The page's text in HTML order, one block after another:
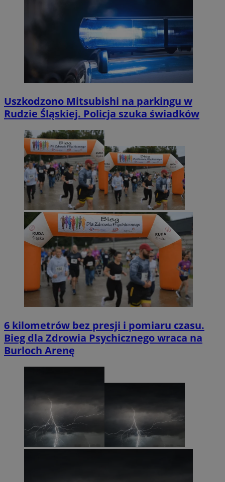
Uszkodzono Mitsubishi na parkingu w
Rudzie Śląskiej. Policja szuka świadków
6 kilometrów bez presji i pomiaru czasu.
Bieg dla Zdrowia Psychicznego wraca na
Burloch Arenę